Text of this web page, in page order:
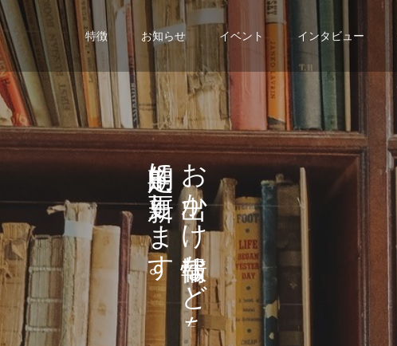
特徴 お知らせ イベント インタビュー
お
か
け
な
ど
を
に
し
ま
す
。